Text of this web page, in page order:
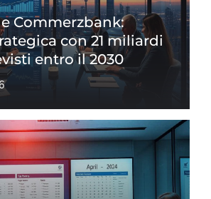
Commerzbank:
con 21 miliardi
entro il 2030